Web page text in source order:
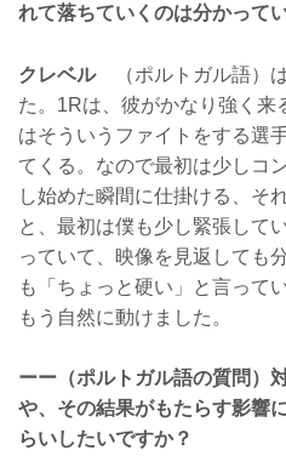
れて落ちていくのは分かって
クレベル（ポルトガル語）は
た。1Rは、彼がかなり強く来
はそういうファイトをする選
てくる。なので最初は少しコ
し始めた瞬間に仕掛ける、そ
と、最初は僕も少し緊張して
っていて、映像を見返しても
も「ちょっと硬い」と言って
もう自然に動けました。
ーー（ポルトガル語の質問）
や、その結果がもたらす影響
らいしたいですか？